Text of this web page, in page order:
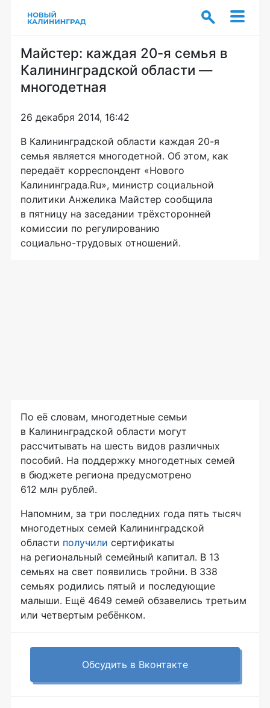
Майстер: каждая 20-я семья в
Калининградской области —
многодетная
26 декабря 2014, 16:42
В Калининградской области каждая 20-я
семья является многодетной. Об этом, как
передаёт корреспондент «Нового
Калининграда.Ru», министр социальной
политики Анжелика Майстер сообщила
в пятницу на заседании трёхсторонней
комиссии по регулированию
социально-трудовых отношений.
По её словам, многодетные семьи
в Калининградской области могут
рассчитывать на шесть видов различных
пособий. На поддержку многодетных семей
в бюджете региона предусмотрено
612 млн рублей.
Напомним, за три последних года пять тысяч
многодетных семей Калининградской
области получили сертификаты
на региональный семейный капитал. В 13
семьях на свет появились тройни. В 338
семьях родились пятый и последующие
малыши. Ещё 4649 семей обзавелись третьим
или четвертым ребёнком.
Обсудить в Вконтакте